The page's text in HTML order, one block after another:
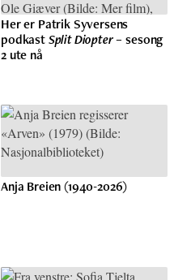
Her er Patrik Syversens
podkastSplit Diopter– sesong
2 ute nå
Anja Breien (1940-2026)